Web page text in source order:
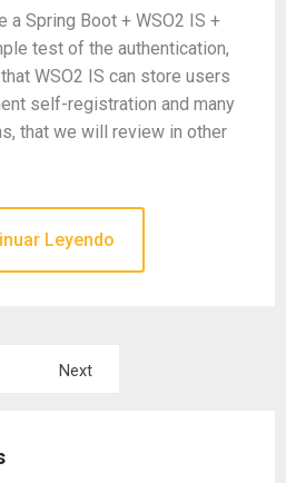
a Spring Boot + WSO2 IS +
test of the authentication,
WSO2 IS can store users
self-registration and many
that we will review in other
Leyendo
Next